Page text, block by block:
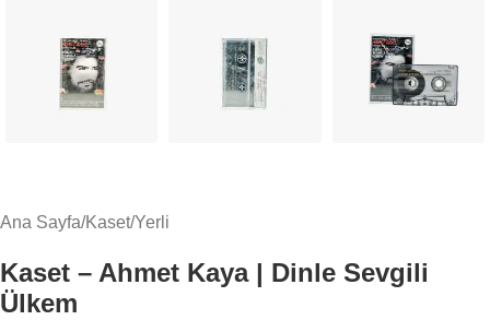
Ana Sayfa/Kaset/Yerli
Kaset – Ahmet Kaya | Dinle Sevgili
Ülkem